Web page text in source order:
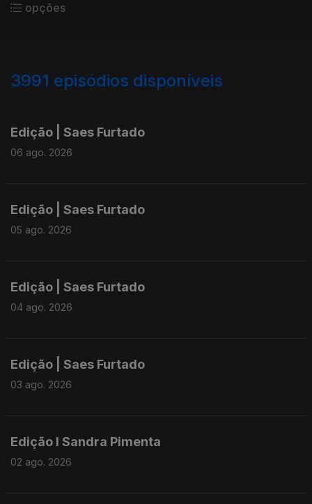
opções
3991 episódios disponíveis
Edição | Saes Furtado
06 ago. 2026
Edição | Saes Furtado
05 ago. 2026
Edição | Saes Furtado
04 ago. 2026
Edição | Saes Furtado
03 ago. 2026
Edição I Sandra Pimenta
02 ago. 2026